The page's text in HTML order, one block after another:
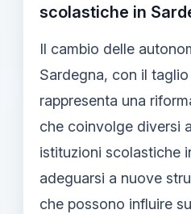
scolastiche in
Il cambio delle
Sardegna, con il
rappresenta una
che coinvolge diversi
istituzioni scolastiche
adeguarsi a nuove
che possono influire